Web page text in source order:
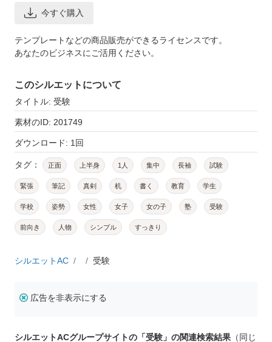
今すぐ購入
テンプレートなどの商品販売ができるライセンスです。
あなたのビジネスにご活用ください。
このシルエットについて
タイトル: 受験
素材のID: 201749
ダウンロード: 1回
タグ： 正面 上半身 1人 集中 長袖 試験
緊張 筆記 真剣 机 書く 教育 学生
学校 姿勢 女性 女子 女の子 塾 受験
前向き 人物 シンプル すっきり
シルエットAC 受験
広告を非表示にする
シルエットACグループサイトの「受験」の関連検索結果 （同じ